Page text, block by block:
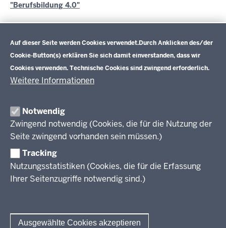
Auf dieser Seite werden Cookies verwendet.Durch Anklicken des/der
Cookie-Button(s) erklären Sie sich damit einverstanden, dass wir
Cookies verwenden. Technische Cookies sind zwingend erforderlich.
Weitere Informationen
Notwendig
Zwingend notwendig (Cookies, die für die Nutzung der
Seite zwingend vorhanden sein müssen.)
Tracking
Nutzungsstatistiken (Cookies, die für die Erfassung
Ihrer Seitenzugriffe notwendig sind.)
Ausgewählte Cookies akzeptieren
"Berufsbildung 4.0"
Programm "gute Schule 2020" - Erklärung von
Landesregierung, Kommunen und dem Landeskreistag
Im Überblick
Berufsbildung NRW
Das Berufskolleg in NRW
Abschlüsse und Anschlüsse
Modellprojekte
Informationsschriften
Bildungsgänge / Bildungspläne
Bildungspläne Ausbildungsvorbereitung (Anlage A)